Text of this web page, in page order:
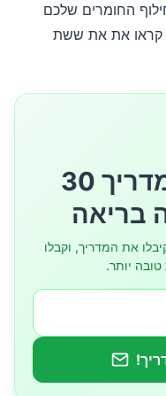
להרים משקולות
גופנית
אימוני
החומרים שלכם
קראו את את ששת
🎁 קבלו חינם: מדריך 30
בריאה
שכבר קיבלו את המדריך, וקבלו
יותר.